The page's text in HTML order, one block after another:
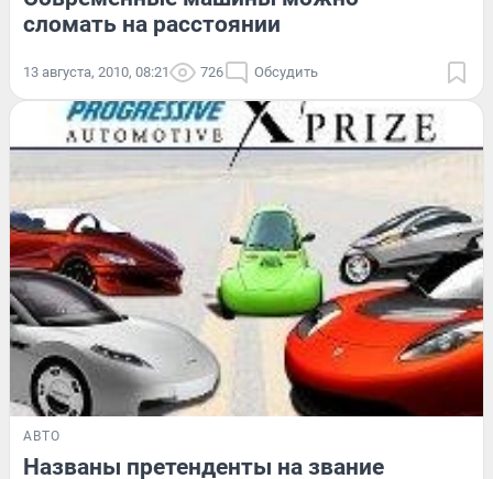
сломать на расстоянии
13 августа, 2010, 08:21 726 Обсудить
АВТО
Названы претенденты на звание